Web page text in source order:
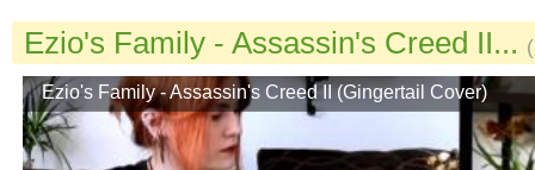
Ezio's Family - Assassin's Creed II...
Ezio's Family - Assassin's Creed II (Gingertail Cover)